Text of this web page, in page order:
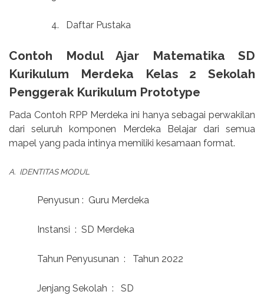
4. Daftar Pustaka
Contoh Modul Ajar Matematika SD
Kurikulum Merdeka Kelas 2 Sekolah
Penggerak Kurikulum Prototype
Pada Contoh RPP Merdeka ini hanya sebagai perwakilan
dari seluruh komponen Merdeka Belajar dari semua
mapel yang pada intinya memiliki kesamaan format.
A. IDENTITAS MODUL
Penyusun : Guru Merdeka
Instansi : SD Merdeka
Tahun Penyusunan : Tahun 2022
Jenjang Sekolah : SD